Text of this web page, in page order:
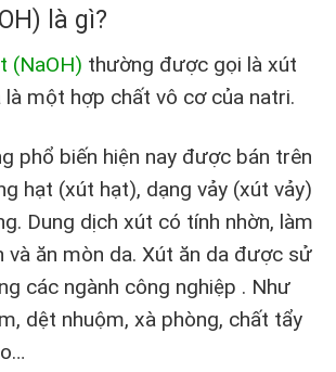
là gì?
(NaOH) thường được gọi là xút
là một hợp chất vô cơ của natri.
phổ biến hiện nay được bán trên
hạt (xút hạt), dạng vảy (xút vảy)
Dung dịch xút có tính nhờn, làm
và ăn mòn da. Xút ăn da được sử
các ngành công nghiệp . Như
dệt nhuộm, xà phòng, chất tẩy